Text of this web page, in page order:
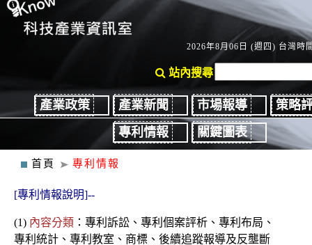
2026年8月06日 (週四) 台灣時
站內搜尋
產業政策 產業新聞 市場報導
策略
專利情報
關鍵圖表
首頁 專利情報
[專利情報說明]--
(1) 內容分類 ： 專利 訴訟、 專利個案評析、專利布局、
專利統計、專利教室 、商標、後續追蹤報導及反壟斷